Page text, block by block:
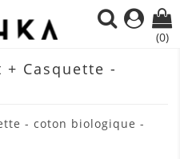
(0)
Casquette -
- coton biologique -